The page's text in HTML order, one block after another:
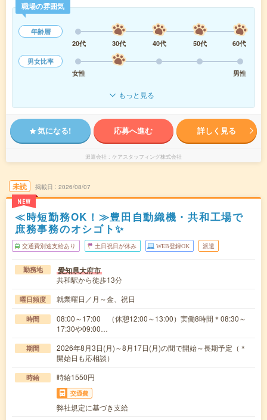
職場の雰囲気
年齢層
20代
30代 40代 50代
60代
男女比率
女性
男性
もっと見る
気になる! 応募へ進む 詳しく見る
派遣会社 ケアスタッフィング株式会社
未読
NEW
掲載日 2026/08/07
≪時短勤務OK！≫豊田自動織機・共和工場で
庶務事務のオシゴト✨
交通費別途支給あり 土日祝日が休み WEB登録OK 派遣
勤務地 愛知県大府市
共和駅から徒歩13分
曜日頻度 就業曜日／月～金、祝日
時間
08:00～17:00 （休憩12:00～13:00）実働8時間＊08:30～
17:30や09:00…
期間
2026年8月3日(月)～8月17日(月)の間で開始～長期予定（＊
開始日も応相談）
時給 時給1550円
交通費
弊社規定に基づき支給